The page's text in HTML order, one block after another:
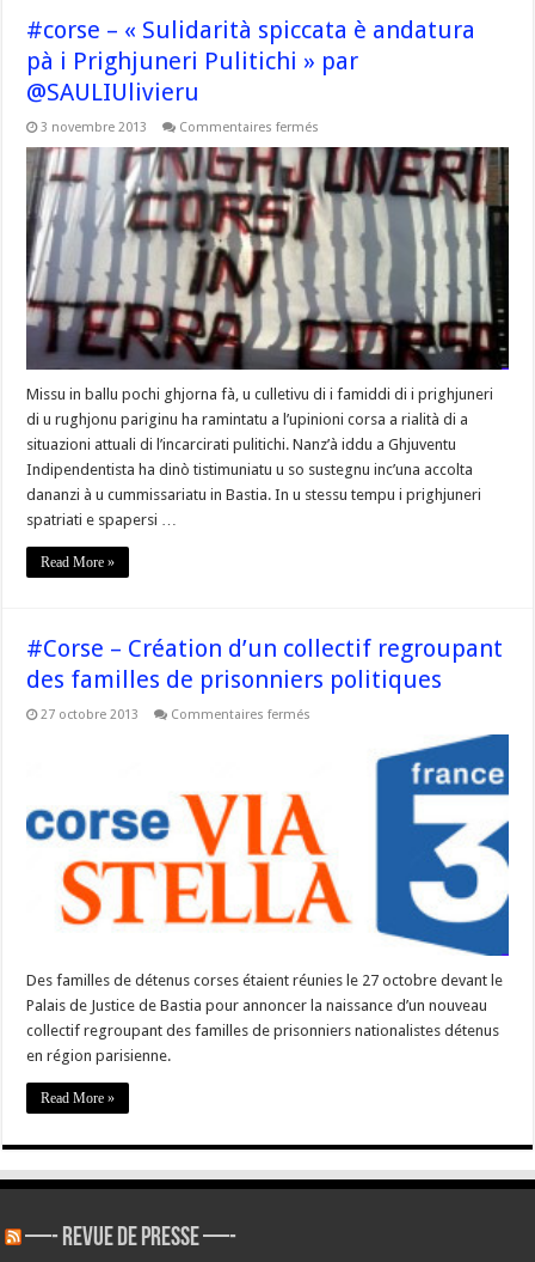
#corse – « Sulidarità spiccata è andatura
pà i Prighjuneri Pulitichi » par
@SAULIUlivieru
3 novembre 2013 Commentaires fermés
« Sulidarità
spiccata
è
pà
i
Prighjuneri
Pulitichi »
par
@SAULIUlivieru
Missu in ballu pochi ghjorna fà, u culletivu di i famiddi di i prighjuneri
di u rughjonu pariginu ha ramintatu a l’upinioni corsa a rialità di a
situazioni attuali di l’incarcirati pulitichi. Nanz’à iddu a Ghjuventu
Indipendentista ha dinò tistimuniatu u so sustegnu inc’una accolta
dananzi à u cummissariatu in Bastia. In u stessu tempu i prighjuneri
spatriati e spapersi …
Read More »
#Corse – Création d’un collectif regroupant
des familles de prisonniers politiques
27 octobre 2013 Commentaires fermés
des
familles
de
prisonniers
politiques
Des familles de détenus corses étaient réunies le 27 octobre devant le
Palais de Justice de Bastia pour annoncer la naissance d’un nouveau
collectif regroupant des familles de prisonniers nationalistes détenus
en région parisienne.
Read More »
—- REVUE DE PRESSE —-